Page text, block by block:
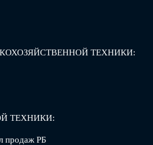
ТЕХНИКИ:
ТЕХНИКИ:
продаж РБ